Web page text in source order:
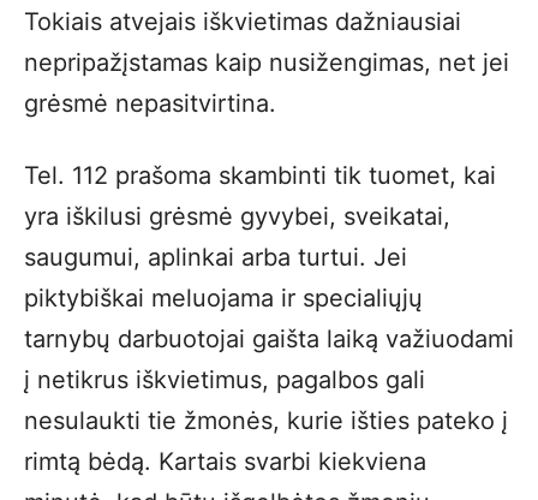
Tokiais atvejais iškvietimas dažniausiai
nepripažįstamas kaip nusižengimas, net jei
grėsmė nepasitvirtina.
Tel. 112 prašoma skambinti tik tuomet, kai
yra iškilusi grėsmė gyvybei, sveikatai,
saugumui, aplinkai arba turtui. Jei
piktybiškai meluojama ir specialiųjų
tarnybų darbuotojai gaišta laiką važiuodami
į netikrus iškvietimus, pagalbos gali
nesulaukti tie žmonės, kurie išties pateko į
rimtą bėdą. Kartais svarbi kiekviena